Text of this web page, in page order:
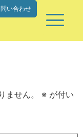
い合わせ
せん。 ※ が付い